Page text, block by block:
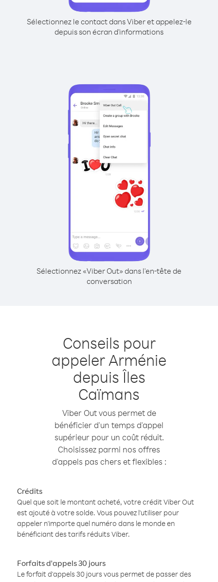
Sélectionnez le contact dans Viber et appelez-le
depuis son écran d'informations
Sélectionnez «Viber Out» dans l'en-tête de
conversation
Conseils pour
appeler Arménie
depuis Îles
Caïmans
Viber Out vous permet de
bénéficier d'un temps d'appel
supérieur pour un coût réduit.
Choisissez parmi nos offres
d'appels pas chers et flexibles :
Crédits
Quel que soit le montant acheté, votre crédit Viber Out
est ajouté à votre solde. Vous pouvez l'utiliser pour
appeler n'importe quel numéro dans le monde en
bénéficiant des tarifs réduits Viber.
Forfaits d'appels 30 jours
Le forfait d'appels 30 jours vous permet de passer des